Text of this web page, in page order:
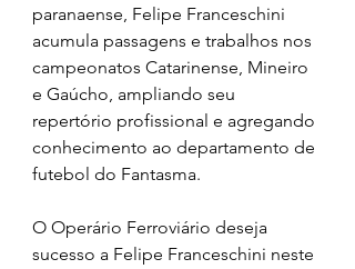
paranaense, Felipe Franceschini
acumula passagens e trabalhos nos
campeonatos Catarinense, Mineiro
e Gaúcho, ampliando seu
repertório profissional e agregando
conhecimento ao departamento de
futebol do Fantasma.
O Operário Ferroviário deseja
sucesso a Felipe Franceschini neste